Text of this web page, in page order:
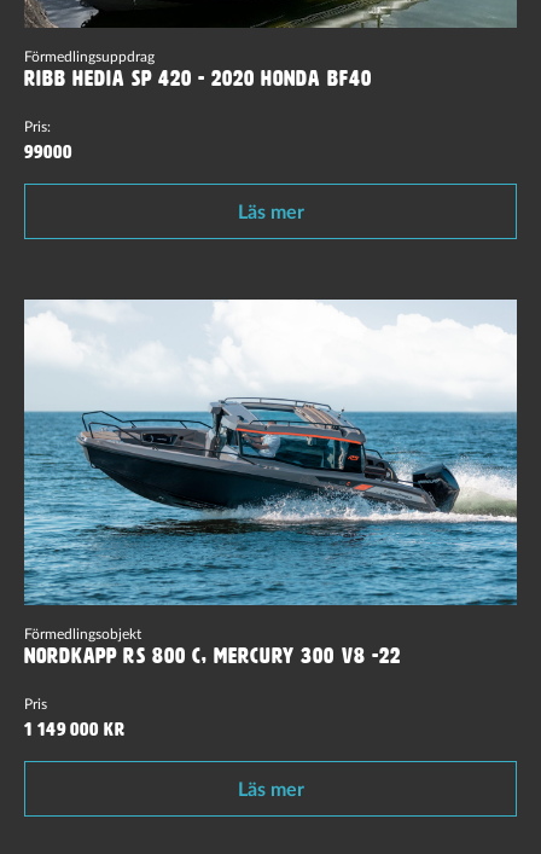
Förmedlingsuppdrag
Ribb Hedia SP 420 - 2020 Honda BF40
Pris:
99000
Läs mer
Förmedlingsobjekt
Nordkapp RS 800 C, Mercury 300 V8 -22
Pris
1 149 000 kr
Läs mer